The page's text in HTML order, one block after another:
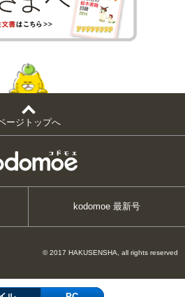
ージトップへ
kodomoe 最新号
© 2017 HAKUSENSHA, all rights reserved